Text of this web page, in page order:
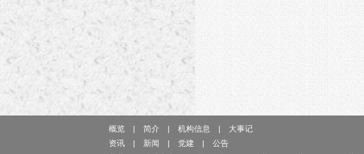
概览 简介 机构信息
大事记
资讯
新闻 党建
公告